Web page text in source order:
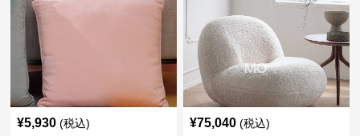
¥5,930 (税込) ¥75,040 (税込)